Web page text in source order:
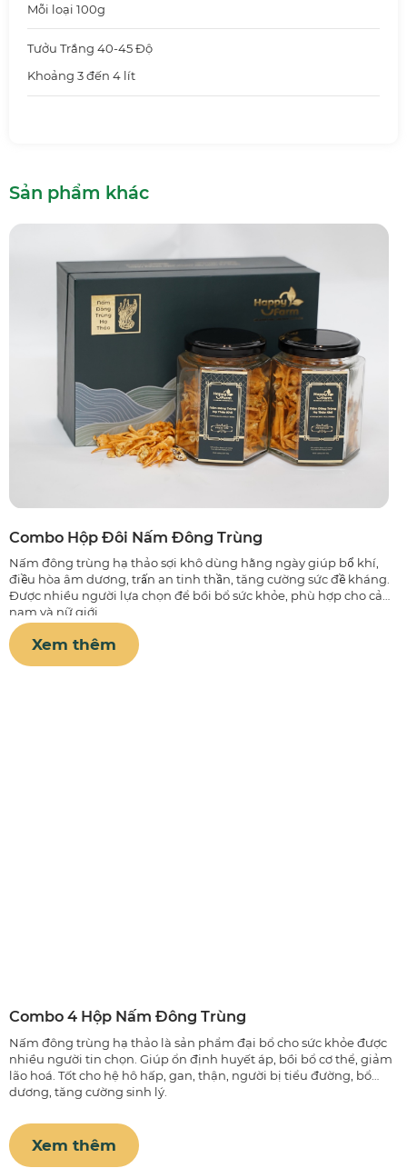
Mỗi loại 100g
Tưởu Trắng 40-45 Độ
Khoảng 3 đến 4 lít
Sản phẩm khác
Combo Hộp Đôi Nấm Đông Trùng
Nấm đông trùng hạ thảo sợi khô dùng hằng ngày giúp bổ khí,
điều hòa âm dương, trấn an tinh thần, tăng cường sức đề kháng.
Được nhiều người lựa chọn để bồi bổ sức khỏe, phù hợp cho cả
nam và nữ giới.
Xem thêm
Combo 4 Hộp Nấm Đông Trùng
Nấm đông trùng hạ thảo là sản phẩm đại bổ cho sức khỏe được
nhiều người tin chọn. Giúp ổn định huyết áp, bồi bổ cơ thể, giảm
lão hoá. Tốt cho hệ hô hấp, gan, thận, người bị tiểu đường, bổ
dương, tăng cường sinh lý.
Xem thêm